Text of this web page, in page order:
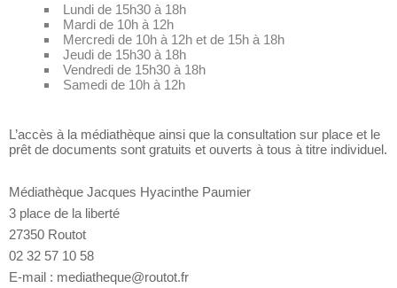
Lundi de 15h30 à 18h
Mardi de 10h à 12h
Mercredi de 10h à 12h et de 15h à 18h
Jeudi de 15h30 à 18h
Vendredi de 15h30 à 18h
Samedi de 10h à 12h
L’accès à la médiathèque ainsi que la consultation sur place et le
prêt de documents sont gratuits et ouverts à tous à titre individuel.
Médiathèque Jacques Hyacinthe Paumier
3 place de la liberté
27350 Routot
02 32 57 10 58
E-mail : mediatheque@routot.fr